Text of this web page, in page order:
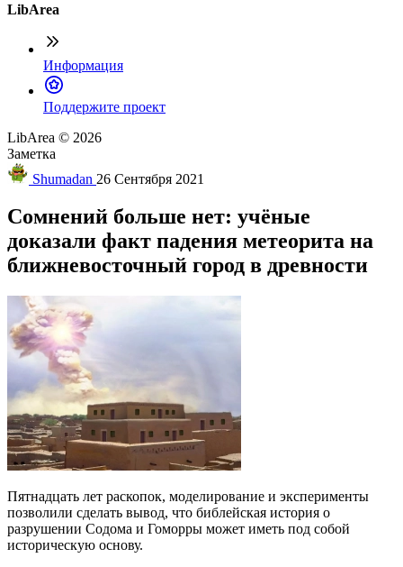
LibArea
Информация
Поддержите проект
LibArea © 2026
Заметка
Shumadan 26 Сентября 2021
Сомнений больше нет: учёные
доказали факт падения метеорита на
ближневосточный город в древности
Пятнадцать лет раскопок, моделирование и эксперименты
позволили сделать вывод, что библейская история о
разрушении Содома и Гоморры может иметь под собой
историческую основу.